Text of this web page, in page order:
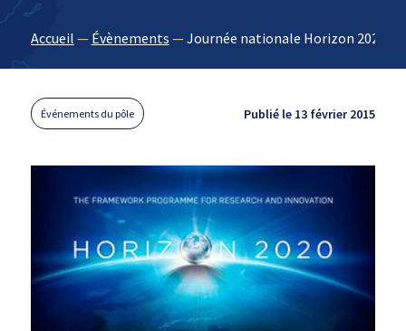
Accueil — Évènements —Journée nationale Horizon 2020 le
Événements du pôle Publié le 13 février 2015